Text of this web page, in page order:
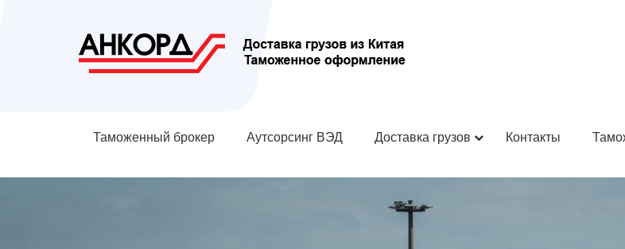
Таможенный брокер Аутсорсинг ВЭД Доставка грузов Контакты